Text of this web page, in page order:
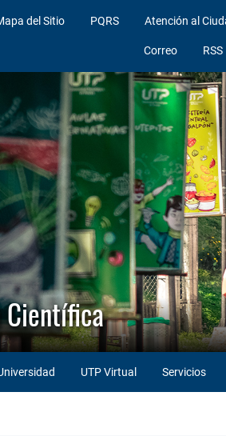
del Sitio PQRS Atención al
Correo RSS
UTP Virtual Servicios